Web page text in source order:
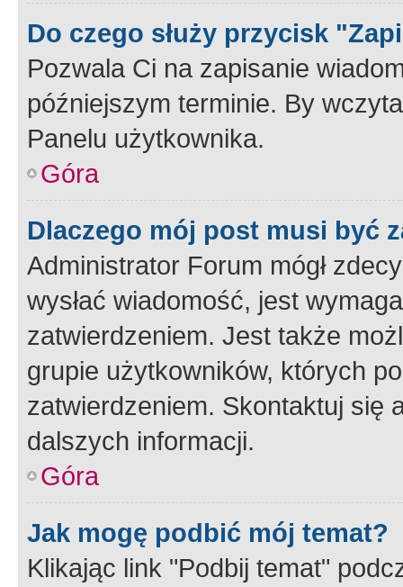
Do czego służy przycisk
Pozwala Ci na zapisanie
późniejszym terminie. By
Panelu użytkownika.
Góra
Dlaczego mój post musi być
Administrator Forum mógł
wysłać wiadomość, jest
zatwierdzeniem. Jest także
grupie użytkowników, których
zatwierdzeniem. Skontaktuj się
dalszych informacji.
Góra
Jak mogę podbić mój temat?
Klikając link "Podbij temat"